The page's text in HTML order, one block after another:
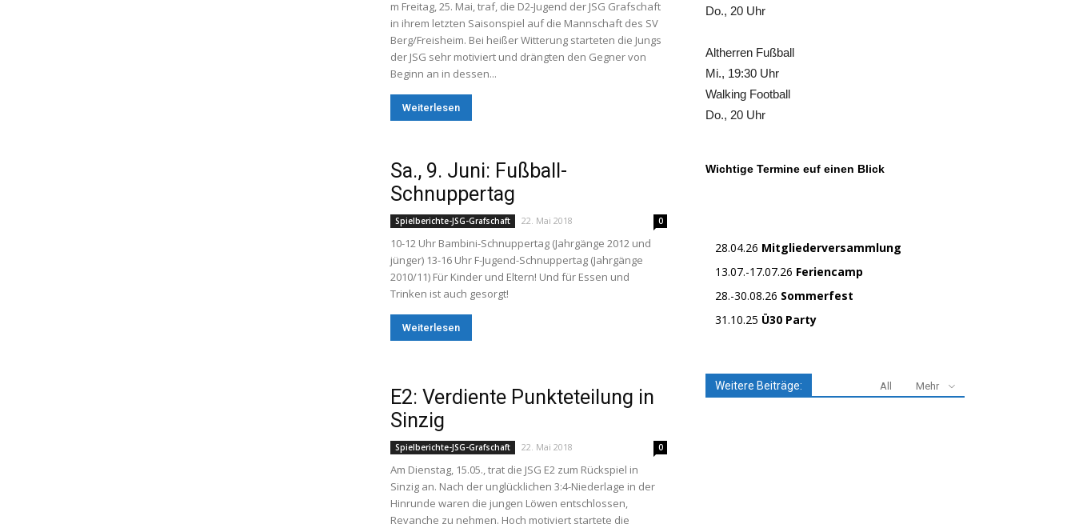
m Freitag, 25. Mai, traf, die D2-Jugend der JSG Grafschaft
in ihrem letzten Saisonspiel auf die Mannschaft des SV
Berg/Freisheim. Bei heißer Witterung starteten die Jungs
der JSG sehr motiviert und drängten den Gegner von
Beginn an in dessen...
Weiterlesen
Sa., 9. Juni: Fußball-
Schnuppertag
Spielberichte-JSG-Grafschaft 22. Mai 2018 0
10-12 Uhr Bambini-Schnuppertag (Jahrgänge 2012 und
jünger) 13-16 Uhr F-Jugend-Schnuppertag (Jahrgänge
2010/11) Für Kinder und Eltern! Und für Essen und
Trinken ist auch gesorgt!
Weiterlesen
E2: Verdiente Punkteteilung in
Sinzig
Spielberichte-JSG-Grafschaft 22. Mai 2018 0
Am Dienstag, 15.05., trat die JSG E2 zum Rückspiel in
Sinzig an. Nach der unglücklichen 3:4-Niederlage in der
Hinrunde waren die jungen Löwen entschlossen,
Revanche zu nehmen. Hoch motiviert startete die
Do., 20 Uhr
Altherren Fußball
Mi., 19:30 Uhr
Walking Football
Do., 20 Uhr
Wichtige Termine euf einen Blick
28.04.26 Mitgliederversammlung
13.07.-17.07.26 Feriencamp
28.-30.08.26 Sommerfest
31.10.25 Ü30 Party
Weitere Beiträge: All Mehr